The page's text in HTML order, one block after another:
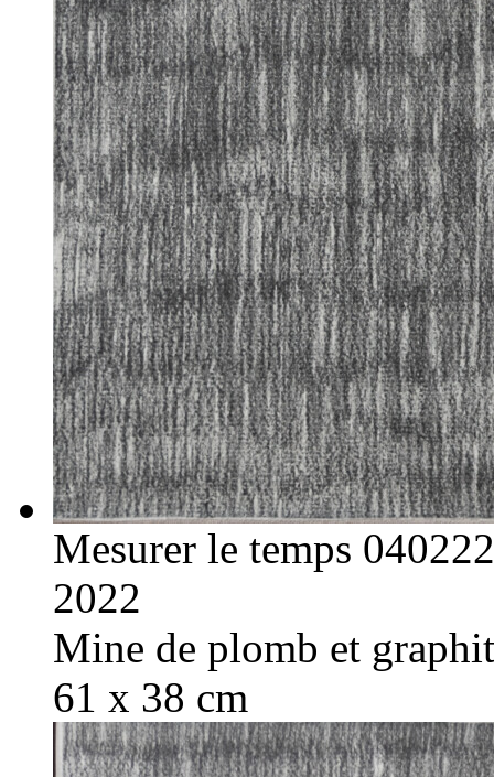
Mesurer le temps 040222
2022
Mine de plomb et
61 x 38 cm